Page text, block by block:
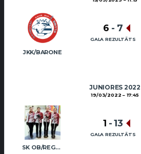
JKK/BARONE
6 - 7
GALA REZULTĀTS
JUNIORES 2022
19/03/2022 17:45
SK OB/REGŽA (JUN)
1 - 13
GALA REZULTĀTS